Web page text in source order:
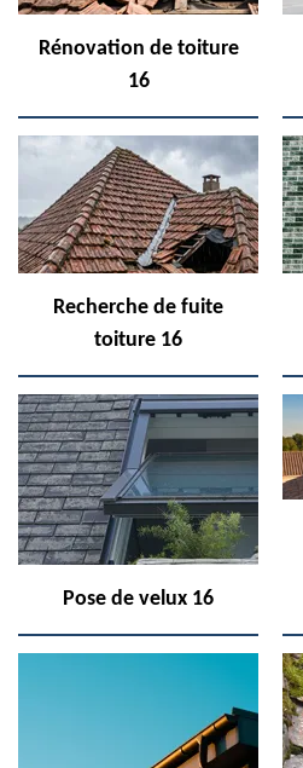
Rénovation de toiture
16
Recherche de fuite
toiture 16
Pose de velux 16